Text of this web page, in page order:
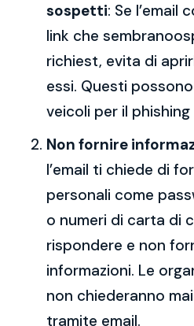
sospetti: Se l’email
link che
richiest, evita di
essi. Questi
veicoli per il phishing
Non fornire
l’email ti chiede di
personali come
o numeri di carta di
rispondere e non
informazioni. Le
non chiederanno
tramite email.